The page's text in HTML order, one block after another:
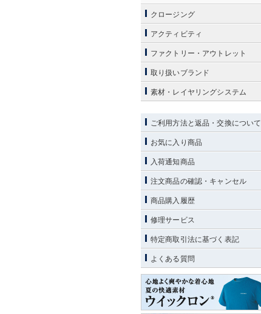
クロージング
アクティビティ
ファクトリー・アウトレット
取り扱いブランド
素材・レイヤリングシステム
ご利用方法と返品・交換について
お気に入り商品
入荷通知商品
注文商品の確認・キャンセル
商品購入履歴
修理サービス
特定商取引法に基づく表記
よくある質問